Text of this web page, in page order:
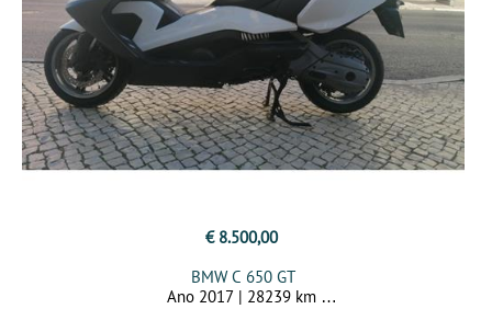
€ 8.500,00
BMW C 650 GT
Ano 2017 | 28239 km